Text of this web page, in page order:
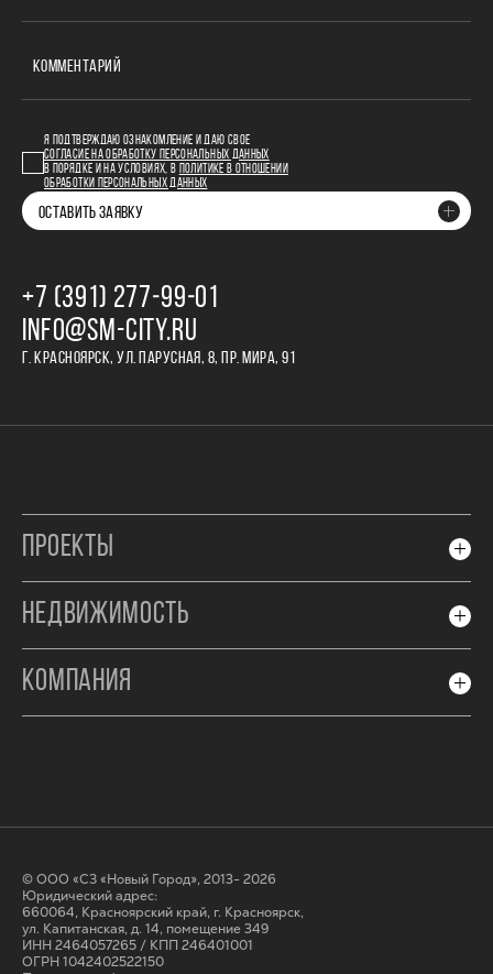
КОММЕНТАРИЙ
Я ПОДТВЕРЖДАЮ ОЗНАКОМЛЕНИЕ И ДАЮ СВОЕ
СОГЛАСИЕ НА ОБРАБОТКУ ПЕРСОНАЛЬНЫХ ДАННЫХ
В ПОРЯДКЕ И НА УСЛОВИЯХ, В
ПОЛИТИКЕ В ОТНОШЕНИИ
ОБРАБОТКИ ПЕРСОНАЛЬНЫХ ДАННЫХ
ОСТАВИТЬ ЗАЯВКУ
+7 (391) 277‒99‒01
INFO@SM-CITY.RU
Г. КРАСНОЯРСК, УЛ. ПАРУСНАЯ, 8, ПР. МИРА, 91
ПРОЕКТЫ
НЕДВИЖИМОСТЬ
КОМПАНИЯ
© ООО «СЗ «Новый Город», 2013- 2026
Юридический адрес:
660064, Красноярский край, г. Красноярск,
ул. Капитанская, д. 14, помещение 349
ИНН 2464057265 / КПП 246401001
ОГРН 1042402522150